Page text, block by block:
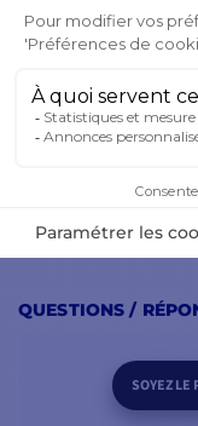
Pas facile de
Parfait pour mon
sonore digne de
QUESTIONS /
SOYEZ LE